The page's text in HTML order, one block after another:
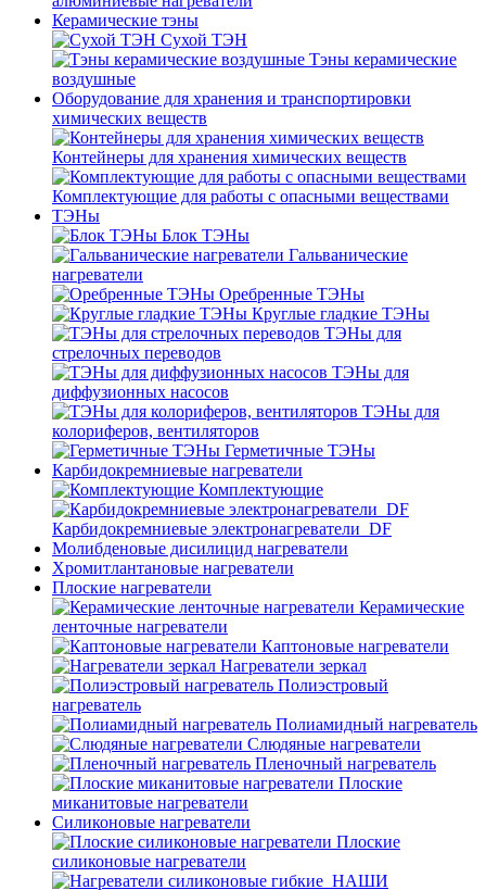
Керамические тэны
Сухой ТЭН
Тэны керамические
воздушные
Оборудование для хранения и транспортировки
химических веществ
Контейнеры для хранения химических веществ
Комплектующие для работы с опасными веществами
ТЭНы
Блок ТЭНы
Гальванические
нагреватели
Оребренные ТЭНы
Круглые гладкие ТЭНы
ТЭНы для
стрелочных переводов
ТЭНы для
диффузионных насосов
ТЭНы для
колориферов, вентиляторов
Герметичные ТЭНы
Карбидокремниевые нагреватели
Комплектующие
Карбидокремниевые электронагреватели_DF
Молибденовые дисилицид нагреватели
Хромитлантановые нагреватели
Плоские нагреватели
Керамические
ленточные нагреватели
Каптоновые нагреватели
Нагреватели зеркал
Полиэстровый
нагреватель
Полиамидный нагреватель
Слюдяные нагреватели
Пленочный нагреватель
Плоские
миканитовые нагреватели
Силиконовые нагреватели
Плоские
силиконовые нагреватели